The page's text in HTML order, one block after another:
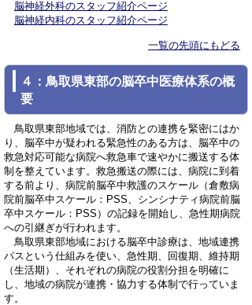
脳神経外科のスタッフ紹介ページ
脳神経内科のスタッフ紹介ページ
一覧の先頭にもどる
４：鳥取県東部の脳卒中医療体系の概
要
鳥取県東部地域では、消防との連携を緊密にはか
り、脳卒中が疑われる緊急性のある方は、脳卒中の
救急対応可能な病院へ救急車で速やかに搬送する体
制を整えています。救急搬送の際には、病院に到着
する前より、病院前脳卒中救護のスケール（倉敷病
院前脳卒中スケール：PSS、シンシナティ病院前脳
卒中スケール：PSS）の記録を開始し、急性期病院
への引継ぎが行われます。
鳥取県東部地域における脳卒中診療は、地域連携
パスという仕組みを使い、急性期、回復期、維持期
（生活期）、それぞれの病院の役割分担を明確に
し、地域の病院が連携・協力する体制で行っていま
す。